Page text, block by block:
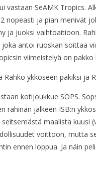
vastaan SeAMK Tropics.
nopeasti ja pian menivät
ja juoksi vaihtoaitioon.
antoi ruoskan soittaa
viimeistelyä on pakko
ykköseen pakiksi ja
kotijoukkue SOPS.
rähinän jälkeen ISB:n
maalista kuusi
voittoon, mutta
ennen loppua. Ja näin